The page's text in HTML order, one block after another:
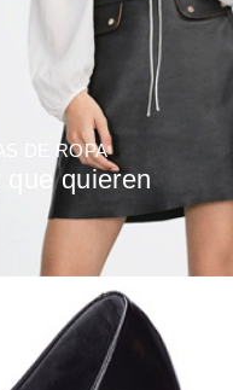
DE ROPA
quieren